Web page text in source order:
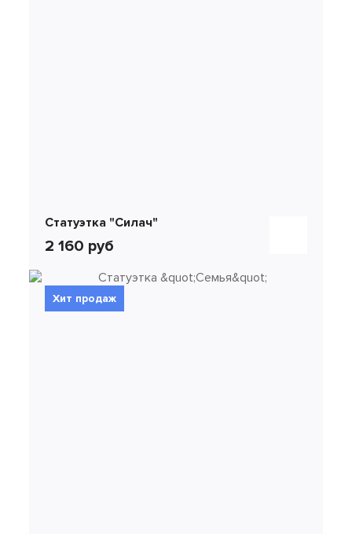
Статуэтка "Силач"
2 160 руб
Хит продаж